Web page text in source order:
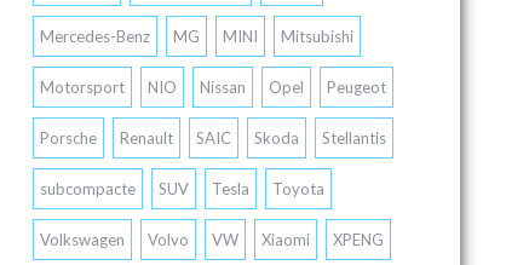
Mercedes-Benz MG MINI Mitsubishi
Motorsport NIO Nissan Opel Peugeot
Porsche Renault SAIC Skoda Stellantis
subcompacte SUV Tesla Toyota
Volkswagen Volvo VW Xiaomi XPENG